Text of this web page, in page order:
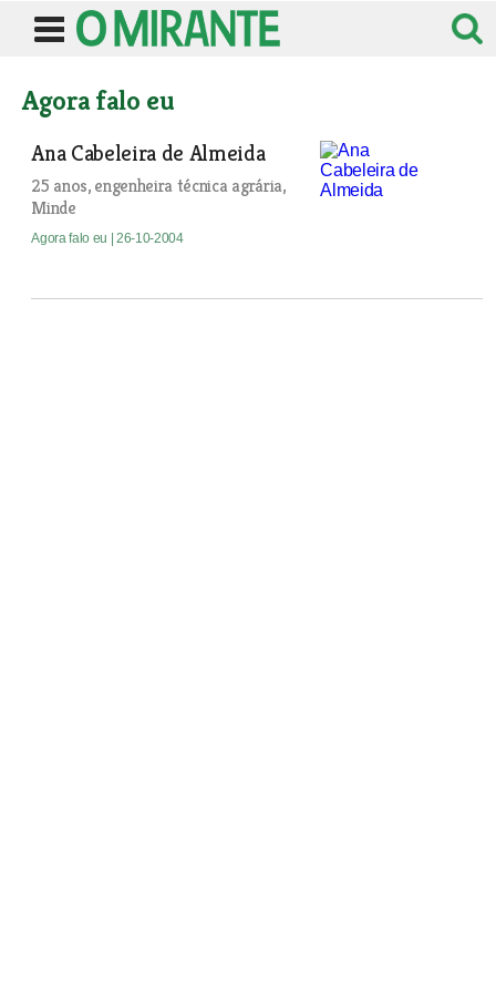
Agora falo eu
Ana Cabeleira de Almeida
25 anos, engenheira técnica agrária,
Minde
Agora falo eu | 26-10-2004